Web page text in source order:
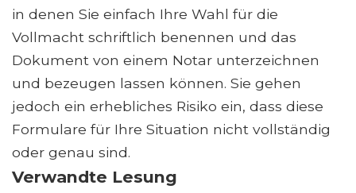
in denen Sie einfach Ihre Wahl für die
Vollmacht schriftlich benennen und das
Dokument von einem Notar unterzeichnen
und bezeugen lassen können. Sie gehen
jedoch ein erhebliches Risiko ein, dass diese
Formulare für Ihre Situation nicht vollständig
oder genau sind.
Verwandte Lesung